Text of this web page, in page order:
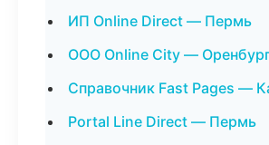
ИП Online Direct — Пермь
ООО Online City —
Справочник Fast Pages —
Portal Line Direct — Пермь